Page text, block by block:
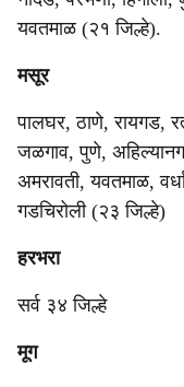
यवतमाळ (२१ जिल्हे).
मसूर
पालघर, ठाणे, रायगड,
जळगाव, पुणे,
अमरावती, यवतमाळ,
गडचिरोली (२३ जिल्हे)
हरभरा
सर्व ३४ जिल्हे
मूग